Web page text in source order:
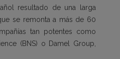
resultado de una larga
se remonta a más de 60
tan potentes como
(BNS) o Damel Group,